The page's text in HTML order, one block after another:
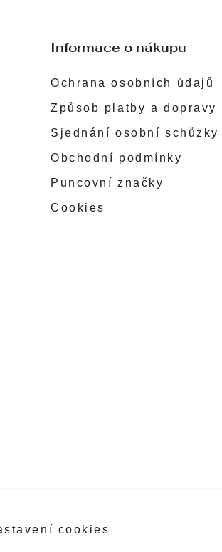
Informace o nákupu
Ochrana osobních údajů
Způsob platby a dopravy
Sjednání osobní schůzky
Obchodní podmínky
Puncovní značky
Cookies
cookies